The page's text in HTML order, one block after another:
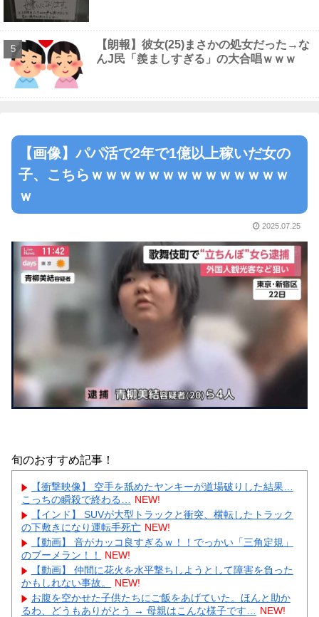
【朗報】彼女(25)まさかの処女だった→な
んJ民「羨ましすぎる」の大合唱ｗｗｗ
【画像】パパ活で2年で1億以上稼いだ女の
子、こちらｗｗｗｗｗｗｗｗｗｗｗｗｗｗ
ｗ
2025.07.25
旬のおすすめ記事！
【衝撃映像】 空手を舐めたヤンキーが道場破りした結果…
こっちの瞬殺で終わる…
NEW!
【インド】 SUVが大型トラックと衝突、横転したトラック
の下敷きになり運転手死亡 NEW!
【動画】 音がカッコ良すぎるｗ！！でっかい「三角定規」
のブーメラン！！
NEW!
【動画】 仲間に花火を水平撃ちしようとして障害を負った
かもしれない事故。
NEW!
お腹を空かせた子供たちにご飯をあげていた。ほんと助か
るわ、どうもありがとう → 母親はこんな様子です…
NEW!